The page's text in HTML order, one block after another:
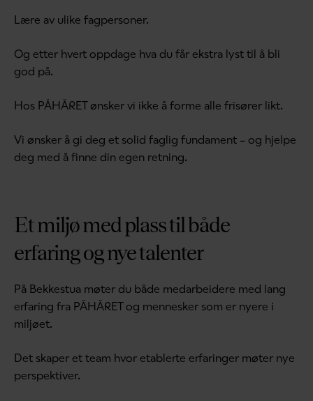
Lære av ulike fagpersoner.
Og etter hvert oppdage hva du får ekstra lyst til å bli
god på.
Hos PÅHÅRET ønsker vi ikke å forme alle frisører likt.
Vi ønsker å gi deg et solid faglig fundament – og hjelpe
deg med å finne din egen retning.
Et miljø med plass til både
erfaring og nye talenter
På Bekkestua møter du både medarbeidere med lang
erfaring fra PÅHÅRET og mennesker som er nyere i
miljøet.
Det skaper et team hvor etablerte erfaringer møter nye
perspektiver.